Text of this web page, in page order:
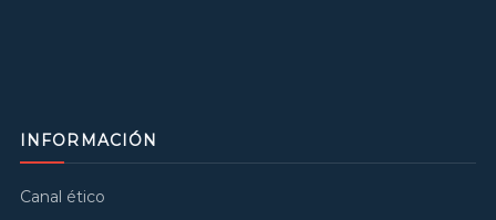
INFORMACIÓN
Canal ético